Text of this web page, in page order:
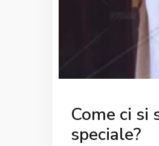
Come ci si
speciale?